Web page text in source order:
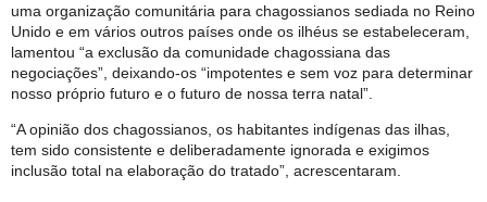
uma organização comunitária para chagossianos sediada no Reino
Unido e em vários outros países onde os ilhéus se estabeleceram,
lamentou “a exclusão da comunidade chagossiana das
negociações”, deixando-os “impotentes e sem voz para determinar
nosso próprio futuro e o futuro de nossa terra natal”.
“A opinião dos chagossianos, os habitantes indígenas das ilhas,
tem sido consistente e deliberadamente ignorada e exigimos
inclusão total na elaboração do tratado”, acrescentaram.